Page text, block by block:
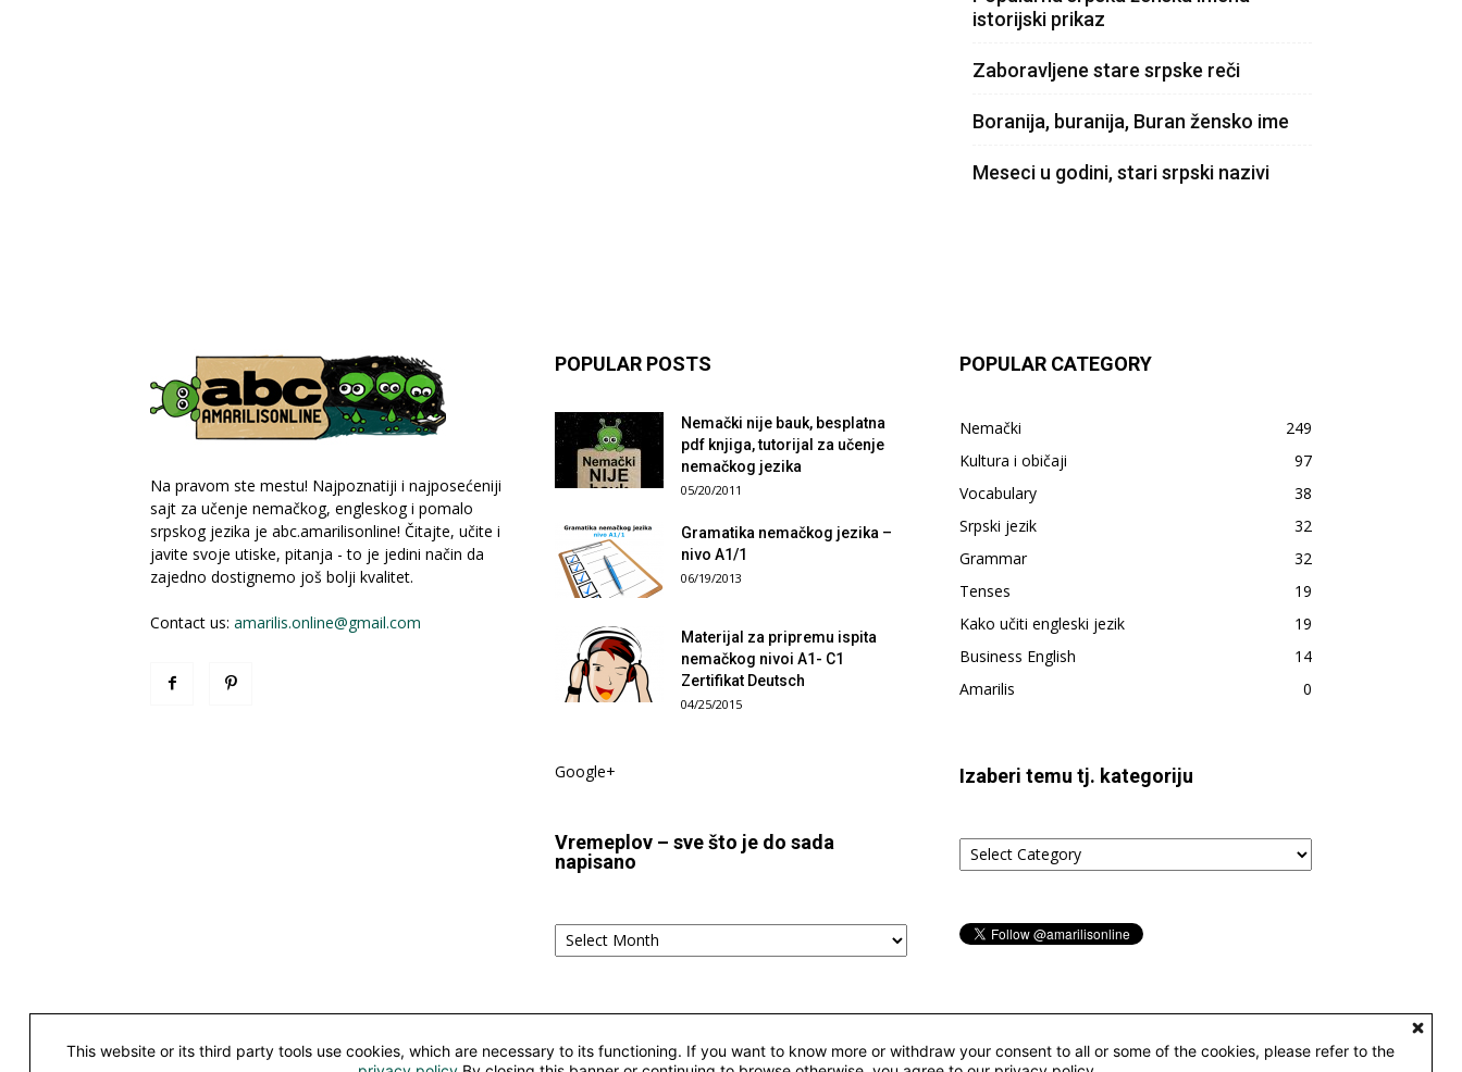
istorijski prikaz
Zaboravljene stare srpske reči
Boranija, buranija, Buran žensko ime
Meseci u godini, stari srpski nazivi
Na pravom ste mestu! Najpoznatiji i najposećeniji
sajt za učenje nemačkog, engleskog i pomalo
srpskog jezika je abc.amarilisonline! Čitajte, učite i
javite svoje utiske, pitanja - to je jedini način da
zajedno dostignemo još bolji kvalitet.
Contact us: amarilis.online@gmail.com
POPULAR POSTS
Nemački nije bauk, besplatna
pdf knjiga, tutorijal za učenje
nemačkog jezika
05/20/2011
Gramatika nemačkog jezika –
nivo A1/1
06/19/2013
Materijal za pripremu ispita
nemačkog nivoi A1- C1
Zertifikat Deutsch
04/25/2015
Google+
Vremeplov – sve što je do sada
napisano
Vremeplov
je
sada
POPULAR CATEGORY
Nemački
249
Kultura i običaji
97
Vocabulary
38
Srpski jezik
32
Grammar
32
Tenses
19
Kako učiti engleski jezik
19
Business English
14
Amarilis
0
Izaberi temu tj. kategoriju
Izaberi
temu
This website or its third party tools use cookies, which are necessary to its functioning. If you want to know more or withdraw your consent to all or some of the cookies, please refer to the